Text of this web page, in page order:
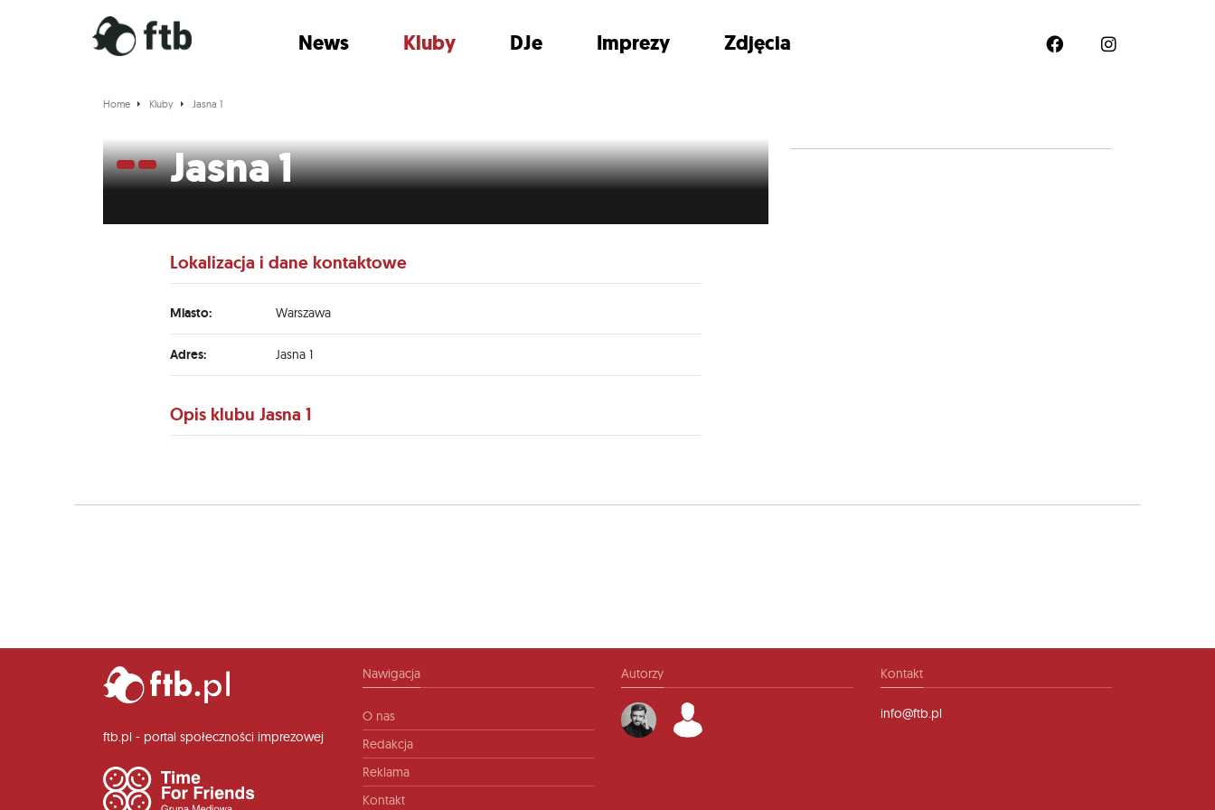
News Kluby DJe Imprezy Zdjęcia
Home Kluby Jasna 1
Jasna 1
Lokalizacja i dane kontaktowe
Miasto: Warszawa
Adres: Jasna 1
Opis klubu Jasna 1
ftb.pl - portal społeczności imprezowej
Nawigacja
O nas
Redakcja
Reklama
Kontakt
Autorzy Kontakt
info@ftb.pl